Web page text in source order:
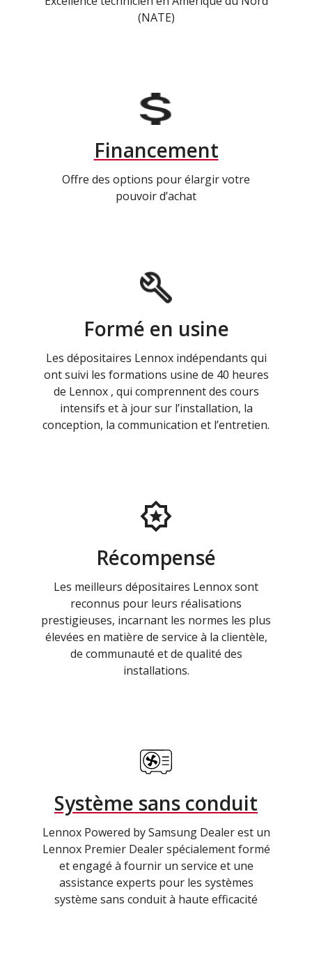
(NATE)
Financement
Offre des options pour élargir votre
pouvoir d’achat
Formé en usine
Les dépositaires Lennox indépendants qui
ont suivi les formations usine de 40 heures
de Lennox , qui comprennent des cours
intensifs et à jour sur l’installation, la
conception, la communication et l’entretien.
Récompensé
Les meilleurs dépositaires Lennox sont
reconnus pour leurs réalisations
prestigieuses, incarnant les normes les plus
élevées en matière de service à la clientèle,
de communauté et de qualité des
installations.
Système sans conduit
Lennox Powered by Samsung Dealer est un
Lennox Premier Dealer spécialement formé
et engagé à fournir un service et une
assistance experts pour les systèmes
système sans conduit à haute efficacité